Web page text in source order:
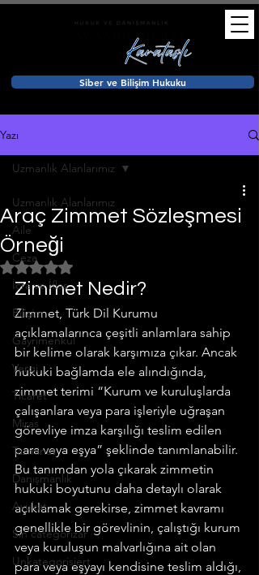
Siber ve Bilişim Hukuku
Yazı
Uzmanlık Alanlarımız
Aile
Ceza
İcra ve İflas
Bilişim
Gayrimenkul
Vergi
Ticaret
Miras
Tazminat
Danışmanlık
Avukat
Sin categorizar
Unkategorisiert
Uzmanlık Alanlarımız
Araç Zimmet Sözleşmesi
Örneği
5 üzerinden NaN yıldız
Zimmet Nedir?
Zimmet, Türk Dil Kurumu
açıklamalarınca çeşitli anlamlara sahip
bir kelime olarak karşımıza çıkar. Ancak
hukuki bağlamda ele alındığında,
zimmet terimi “Kurum ve kuruluşlarda
çalışanlara veya para işleriyle uğraşan
görevliye imza karşılığı teslim edilen
para veya eşya” şeklinde tanımlanabilir.
Bu tanımdan yola çıkarak zimmetin
hukuki boyutunu daha detaylı olarak
açıklamak gerekirse, zimmet kavramı
genellikle bir görevlinin, çalıştığı kurum
veya kuruluşun malvarlığına ait olan
para veya eşyayı kendisine teslim aldığı,